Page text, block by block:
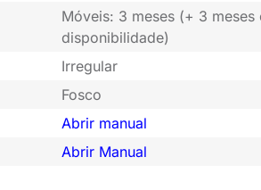
Móveis: 3 meses (+ 3
disponibilidade)
Irregular
Fosco
Abrir manual
Abrir Manual